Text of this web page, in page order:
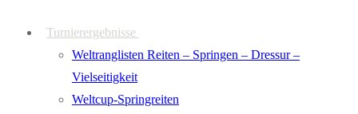
Turnierergebnisse
Weltranglisten Reiten – Springen – Dressur –
Vielseitigkeit
Weltcup-Springreiten